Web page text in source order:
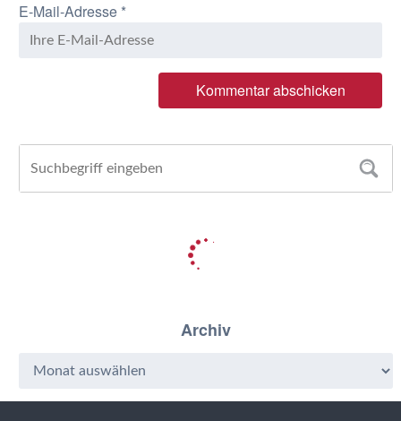
E-Mail-Adresse *
Archiv